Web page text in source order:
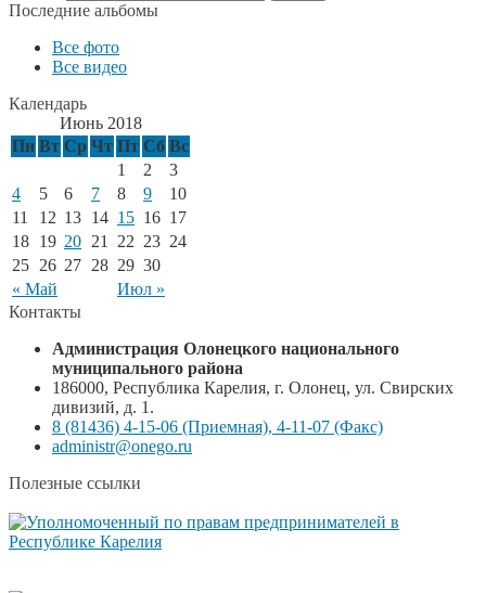
Последние альбомы
Все фото
Все видео
Календарь
Июнь 2018
Пн Вт Ср Чт Пт Сб Вс
« Май Июл »
1 2
3
4
5 6 7 8 9
10
11
12 13 14 15 16 17
18 19 20 21 22 23 24
25 26 27 28 29 30
Контакты
Администрация Олонецкого национального
муниципального района
186000, Республика Карелия, г. Олонец, ул. Свирских
дивизий, д. 1.
8 (81436) 4-15-06 (Приемная), 4-11-07 (Факс)
administr@onego.ru
Полезные ссылки